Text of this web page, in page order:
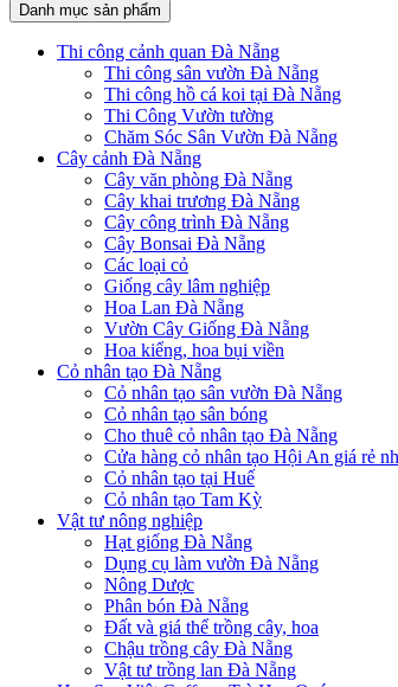
Danh mục sản phẩm
Thi công cảnh quan Đà Nẵng
Thi công sân vườn Đà Nẵng
Thi công hồ cá koi tại Đà Nẵng
Thi Công Vườn tường
Chăm Sóc Sân Vườn Đà Nẵng
Cây cảnh Đà Nẵng
Cây văn phòng Đà Nẵng
Cây khai trương Đà Nẵng
Cây công trình Đà Nẵng
Cây Bonsai Đà Nẵng
Các loại cỏ
Giống cây lâm nghiệp
Hoa Lan Đà Nẵng
Vườn Cây Giống Đà Nẵng
Hoa kiểng, hoa bụi viền
Cỏ nhân tạo Đà Nẵng
Cỏ nhân tạo sân vườn Đà Nẵng
Cỏ nhân tạo sân bóng
Cho thuê cỏ nhân tạo Đà Nẵng
Cửa hàng cỏ nhân tạo Hội An giá rẻ
Cỏ nhân tạo tại Huế
Cỏ nhân tạo Tam Kỳ
Vật tư nông nghiệp
Hạt giống Đà Nẵng
Dụng cụ làm vườn Đà Nẵng
Nông Dược
Phân bón Đà Nẵng
Đất và giá thể trồng cây, hoa
Chậu trồng cây Đà Nẵng
Vật tư trồng lan Đà Nẵng